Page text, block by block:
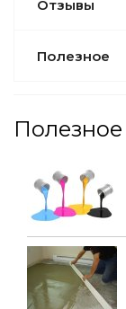
Отзывы
Полезное
Полезное